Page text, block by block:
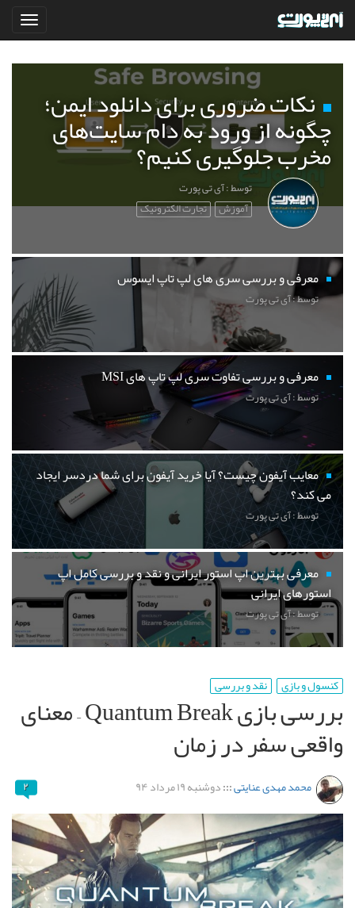
نکات ضروری برای دانلود ایمن؛
چگونه از ورود به دام سایت‌های
مخرب جلوگیری کنیم؟
توسط : آی تی پورت
آموزش تجارت الکترونیک
معرفی و بررسی سری های لپ تاپ ایسوس
توسط : آی تی پورت
معرفی و بررسی تفاوت سری لپ تاپ های MSI
توسط : آی تی پورت
معایب آیفون چیست؟ آیا خرید آیفون برای شما دردسر ایجاد
می کند؟
توسط : آی تی پورت
معرفی بهترین اپ استور ایرانی و نقد و بررسی کامل اپ
استورهای ایرانی
توسط : آی تی پورت
کنسول و بازی نقد و بررسی
بررسی بازی Quantum Break – معنای
واقعی سفر در زمان
محمد مهدی عنایتی:::دوشنبه ۱۹ مرداد ۹۴ ۲